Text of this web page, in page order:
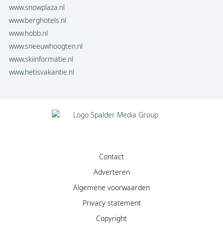
www.snowplaza.nl
www.berghotels.nl
www.hobb.nl
www.sneeuwhoogten.nl
www.skiinformatie.nl
www.hetisvakantie.nl
Contact
Adverteren
Algemene voorwaarden
Privacy statement
Copyright